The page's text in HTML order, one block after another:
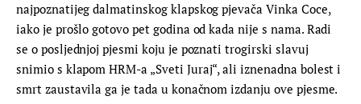
najpoznatijeg dalmatinskog klapskog pjevača Vinka Coce,
iako je prošlo gotovo pet godina od kada nije s nama. Radi
se o posljednjoj pjesmi koju je poznati trogirski slavuj
snimio s klapom HRM-a „Sveti Juraj“, ali iznenadna bolest i
smrt zaustavila ga je tada u konačnom izdanju ove pjesme.